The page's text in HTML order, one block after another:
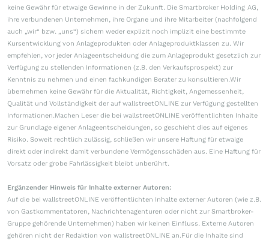
keine Gewähr für etwaige Gewinne in der Zukunft. Die Smartbroker Holding AG,
ihre verbundenen Unternehmen, ihre Organe und ihre Mitarbeiter (nachfolgend
auch „wir“ bzw. „uns“) sichern weder explizit noch implizit eine bestimmte
Kursentwicklung von Anlageprodukten oder Anlageproduktklassen zu. Wir
empfehlen, vor jeder Anlageentscheidung die zum Anlageprodukt gesetzlich zur
Verfügung zu stellenden Informationen (z.B. den Verkaufsprospekt) zur
Kenntnis zu nehmen und einen fachkundigen Berater zu konsultieren.Wir
übernehmen keine Gewähr für die Aktualität, Richtigkeit, Angemessenheit,
Qualität und Vollständigkeit der auf wallstreetONLINE zur Verfügung gestellten
Informationen.Machen Leser die bei wallstreetONLINE veröffentlichten Inhalte
zur Grundlage eigener Anlageentscheidungen, so geschieht dies auf eigenes
Risiko. Soweit rechtlich zulässig, schließen wir unsere Haftung für etwaige
direkt oder indirekt damit verbundene Vermögensschäden aus. Eine Haftung für
Vorsatz oder grobe Fahrlässigkeit bleibt unberührt.
Ergänzender Hinweis für Inhalte externer Autoren:
Auf die bei wallstreetONLINE veröffentlichten Inhalte externer Autoren (wie z.B.
von Gastkommentatoren, Nachrichtenagenturen oder nicht zur Smartbroker-
Gruppe gehörende Unternehmen) haben wir keinen Einfluss. Externe Autoren
gehören nicht der Redaktion von wallstreetONLINE an.Für die Inhalte sind